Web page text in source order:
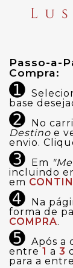
Passo-a-
Compra:
➊
base
➋ No
Destino e
envio.
➌ Em
incluindo
em
➍ Na
forma de
COMPRA
➎ Após a
entre 1 a 3
para a